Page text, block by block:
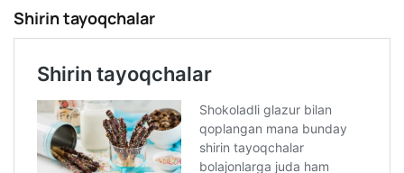
Shirin tayoqchalar